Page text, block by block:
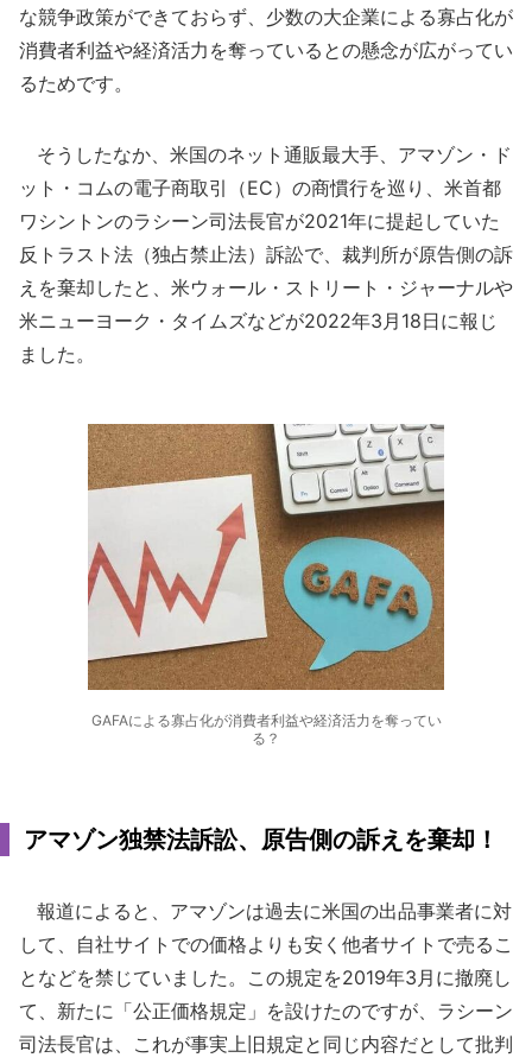
な競争政策ができておらず、少数の大企業による寡占化が
消費者利益や経済活力を奪っているとの懸念が広がってい
るためです。
そうしたなか、米国のネット通販最大手、アマゾン・ド
ット・コムの電子商取引（EC）の商慣行を巡り、米首都
ワシントンのラシーン司法長官が2021年に提起していた
反トラスト法（独占禁止法）訴訟で、裁判所が原告側の訴
えを棄却したと、米ウォール・ストリート・ジャーナルや
米ニューヨーク・タイムズなどが2022年3月18日に報じ
ました。
GAFAによる寡占化が消費者利益や経済活力を奪ってい
る？
アマゾン独禁法訴訟、原告側の訴えを棄却！
報道によると、アマゾンは過去に米国の出品事業者に対
して、自社サイトでの価格よりも安く他者サイトで売るこ
となどを禁じていました。この規定を2019年3月に撤廃し
て、新たに「公正価格規定」を設けたのですが、ラシーン
司法長官は、これが事実上旧規定と同じ内容だとして批判